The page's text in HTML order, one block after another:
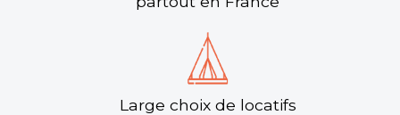
Large choix de locatifs